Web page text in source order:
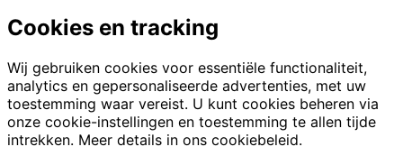
Cookies en tracking
Wij gebruiken cookies voor essentiële functionaliteit,
analytics en gepersonaliseerde advertenties, met uw
toestemming waar vereist. U kunt cookies beheren via
onze cookie-instellingen en toestemming te allen tijde
intrekken. Meer details in ons cookiebeleid.